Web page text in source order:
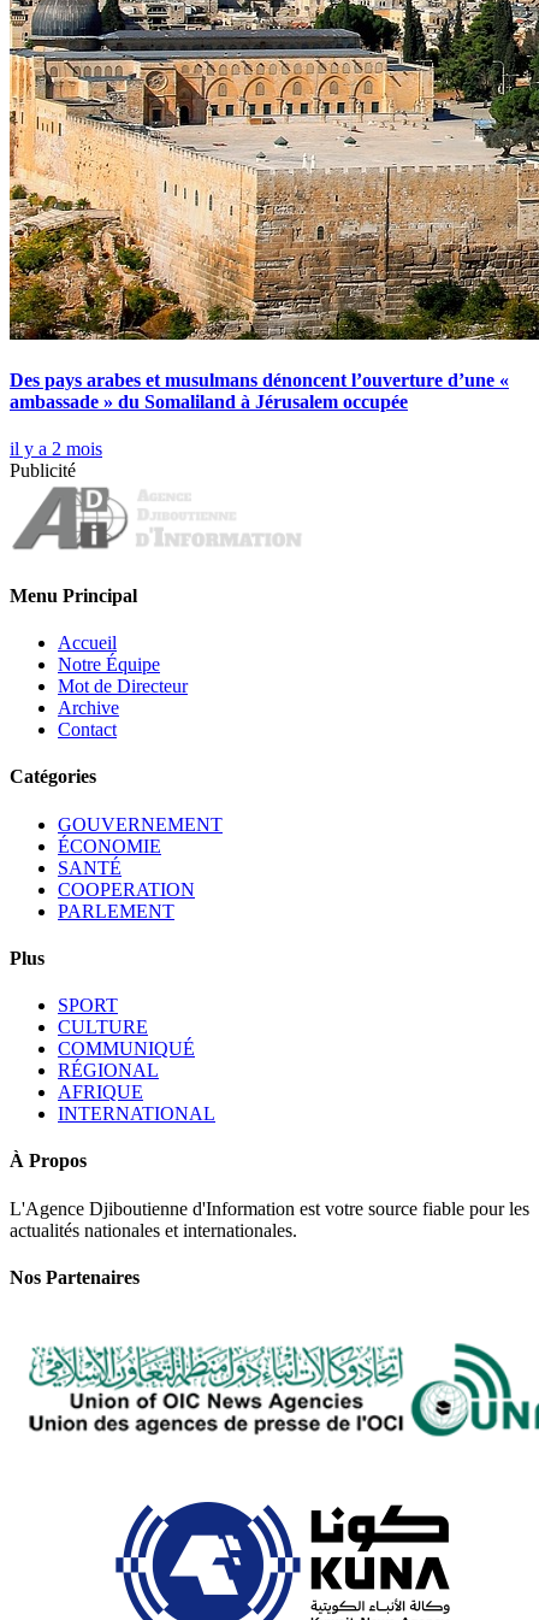
Des pays arabes et musulmans dénoncent l’ouverture d’une «
ambassade » du Somaliland à Jérusalem occupée
il y a 2 mois
Publicité
Menu Principal
Accueil
Notre Équipe
Mot de Directeur
Archive
Contact
Catégories
GOUVERNEMENT
ÉCONOMIE
SANTÉ
COOPERATION
PARLEMENT
Plus
SPORT
CULTURE
COMMUNIQUÉ
RÉGIONAL
AFRIQUE
INTERNATIONAL
À Propos
L'Agence Djiboutienne d'Information est votre source fiable pour les
actualités nationales et internationales.
Nos Partenaires